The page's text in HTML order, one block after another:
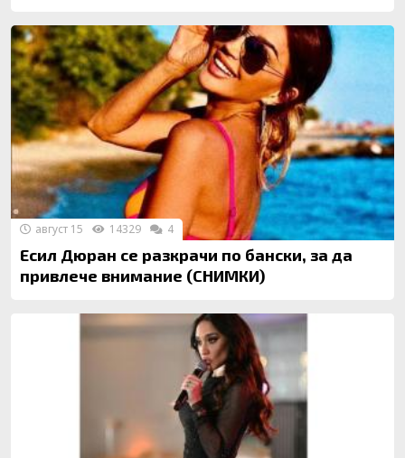
Есил Дюран се разкрачи по бански, за да
привлече внимание (СНИМКИ)
август 15 14329 4